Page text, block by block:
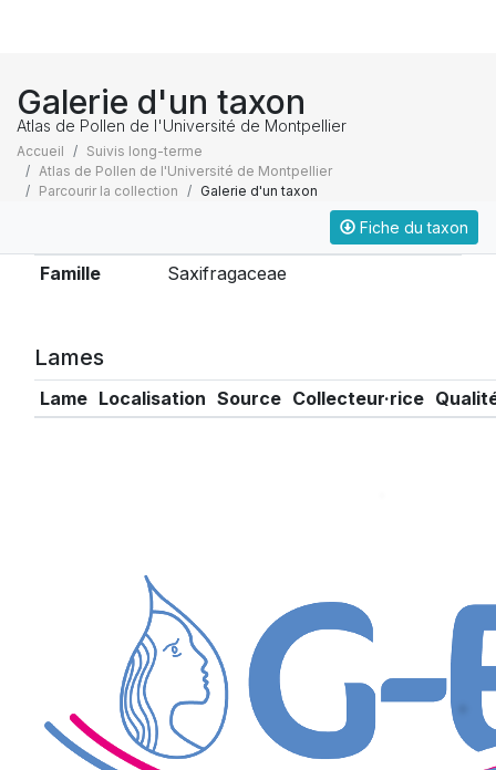
Galerie d'un taxon
Atlas de Pollen de l'Université de Montpellier
Accueil
Suivis long-terme
Atlas de Pollen de l'Université de Montpellier
Parcourir la collection
Galerie d'un taxon
Fiche du taxon
Famille Saxifragaceae
Lames
Lame Localisation Source Collecteur·rice